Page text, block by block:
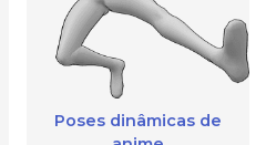
Poses dinâmicas de